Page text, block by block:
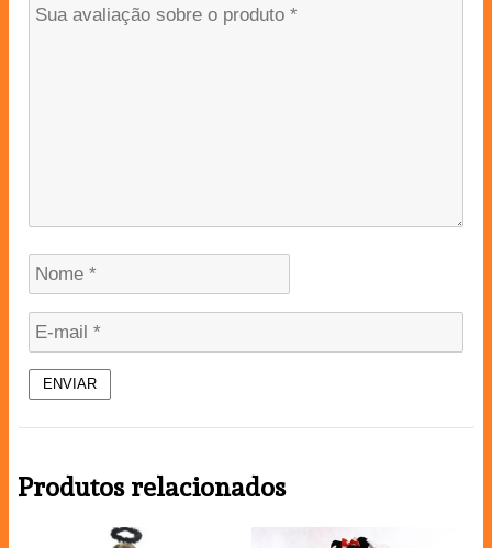
Produtos relacionados